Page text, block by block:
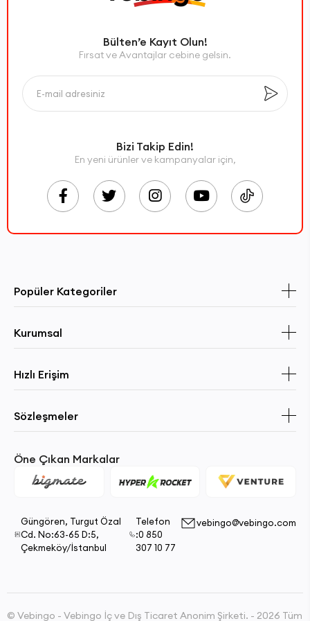
Bülten’e Kayıt Olun!
Fırsat ve Avantajlar cebine gelsin.
Bizi Takip Edin!
En yeni ürünler ve kampanyalar için,
Popüler Kategoriler
Kurumsal
Hızlı Erişim
Sözleşmeler
Öne Çıkan Markalar
Güngören, Turgut Özal
Cd. No:63-65 D:5,
Çekmeköy/İstanbul
Telefon
:0 850
307 10 77
vebingo@vebingo.com
© Vebingo - Vebingo İç ve Dış Ticaret Anonim Şirketi. - 2026 Tüm